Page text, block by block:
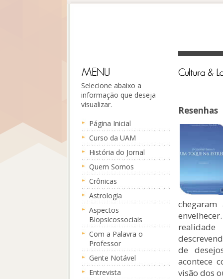
Selecione abaixo a
informação que deseja
visualizar.
Página Inicial
Curso da UAM
História do Jornal
Quem Somos
Crônicas
Astrologia
Aspectos
Biopsicossociais
Com a Palavra o
Professor
Gente Notável
Entrevista
Resenhas
de
acontece
visão dos